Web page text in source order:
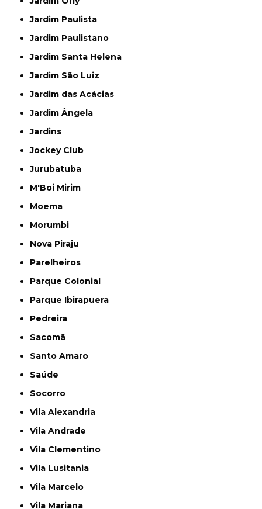
Jardim Paulista
Jardim Paulistano
Jardim Santa Helena
Jardim São Luiz
Jardim das Acácias
Jardim Ângela
Jardins
Jockey Club
Jurubatuba
M'Boi Mirim
Moema
Morumbi
Nova Piraju
Parelheiros
Parque Colonial
Parque Ibirapuera
Pedreira
Sacomã
Santo Amaro
Saúde
Socorro
Vila Alexandria
Vila Andrade
Vila Clementino
Vila Lusitania
Vila Marcelo
Vila Mariana